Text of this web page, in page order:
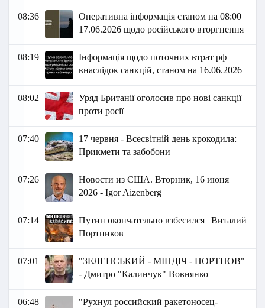
08:36
Оперативна інформація станом на 08:00
17.06.2026 щодо російського вторгнення
08:19
Інформація щодо поточних втрат рф
внаслідок санкцій, станом на 16.06.2026​
08:02
Уряд Британії оголосив про нові санкції
проти росії
07:40
17 червня - Всесвітній день крокодила:
Прикмети та забобони
07:26
Новости из США. Вторник, 16 июня
2026 - Igor Aizenberg
07:14
Путин окончательно взбесился | Виталий
Портников
07:01
"ЗЕЛЕНСЬКИЙ - МІНДІЧ - ПОРТНОВ"
- Дмитро "Калинчук" Вовнянко
06:48
"Рухнул российский ракетоносец-